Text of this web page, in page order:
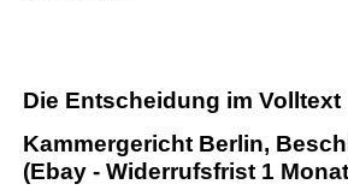
Die Entscheidung im Volltext
Kammergericht Berlin,
(Ebay - Widerrufsfrist 1